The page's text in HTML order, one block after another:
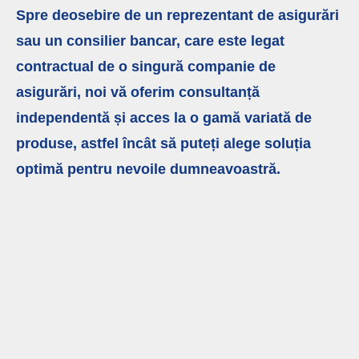
Spre deosebire de un reprezentant de asigurări
sau un consilier bancar, care este legat
contractual de o singură companie de
asigurări, noi vă oferim consultanță
independentă și acces la o gamă variată de
produse, astfel încât să puteți alege soluția
optimă pentru nevoile dumneavoastră.